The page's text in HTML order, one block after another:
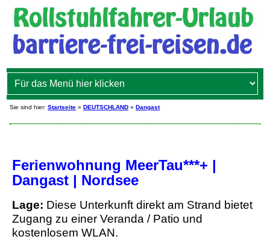
Sie sind hier:Startseite »DEUTSCHLAND »Dangast
Ferienwohnung MeerTau***+ |
Dangast | Nordsee
Lage: Diese Unterkunft direkt am Strand bietet
Zugang zu einer Veranda / Patio und
kostenlosem WLAN.